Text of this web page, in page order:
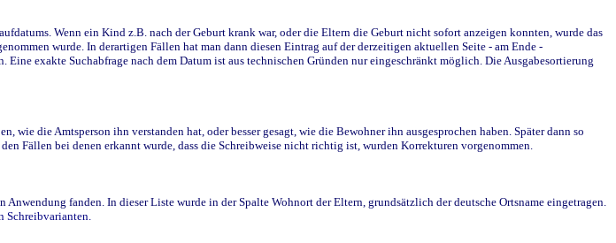
Wenn ein Kind z.B. nach der Geburt krank war, oder die Eltern die Geburt nicht sofort anzeigen konnten, wurde das
wurde. In derartigen Fällen hat man dann diesen Eintrag auf der derzeitigen aktuellen Seite - am Ende -
exakte Suchabfrage nach dem Datum ist aus technischen Gründen nur eingeschränkt möglich. Die Ausgabesortierung
die Amtsperson ihn verstanden hat, oder besser gesagt, wie die Bewohner ihn ausgesprochen haben. Später dann so
Fällen bei denen erkannt wurde, dass die Schreibweise nicht richtig ist, wurden Korrekturen vorgenommen.
fanden. In dieser Liste wurde in der Spalte Wohnort der Eltern, grundsätzlich der deutsche Ortsname eingetragen.
Schreibvarianten.